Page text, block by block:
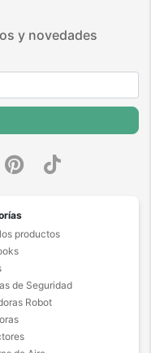
y novedades
productos
de Seguridad
Robot